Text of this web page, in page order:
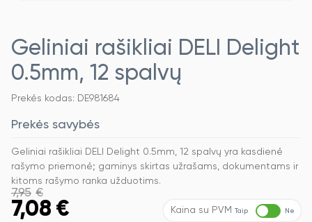
Geliniai rašikliai DELI Delight
0.5mm, 12 spalvų
Prekės kodas: DE981684
Prekės savybės
Geliniai rašikliai DELI Delight 0.5mm, 12 spalvų yra kasdienė
rašymo priemonė; gaminys skirtas užrašams, dokumentams ir
kitoms rašymo ranka užduotims.
7,95 €
7,08 € Kaina su PVM Taip Ne